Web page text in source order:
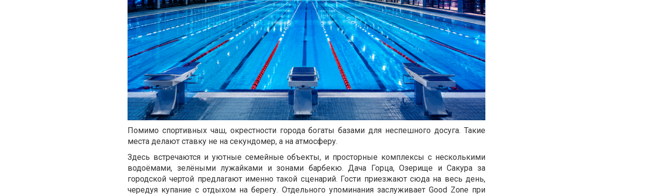
Помимо спортивных чаш, окрестности города богаты базами для неспешного досуга. Такие
места делают ставку не на секундомер, а на атмосферу.
Здесь встречаются и уютные семейные объекты, и просторные комплексы с несколькими
водоёмами, зелёными лужайками и зонами барбекю. Дача Горца, Озерище и Сакура за
городской чертой предлагают именно такой сценарий. Гости приезжают сюда на весь день,
чередуя купание с отдыхом на берегу. Отдельного упоминания заслуживает Good Zone при